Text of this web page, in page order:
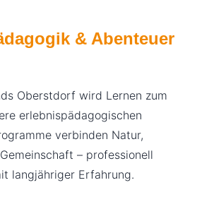
& Abenteuer
Oberstdorf wird Lernen zum
erlebnispädagogischen
verbinden Natur,
– professionell
langjähriger Erfahrung.